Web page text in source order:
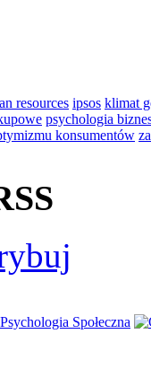
resources ipsos klimat
psychologia
konsumentów